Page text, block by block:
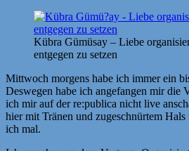
Kübra Gümüsay – Liebe
entgegen zu setzen
Mittwoch morgens habe ich immer ein
Deswegen habe ich angefangen mir die
ich mir auf der re:publica nicht live
hier mit Tränen und zugeschnürtem Hals
ich mal.